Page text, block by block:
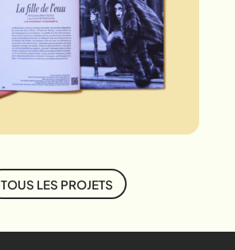
TOUS LES PROJETS